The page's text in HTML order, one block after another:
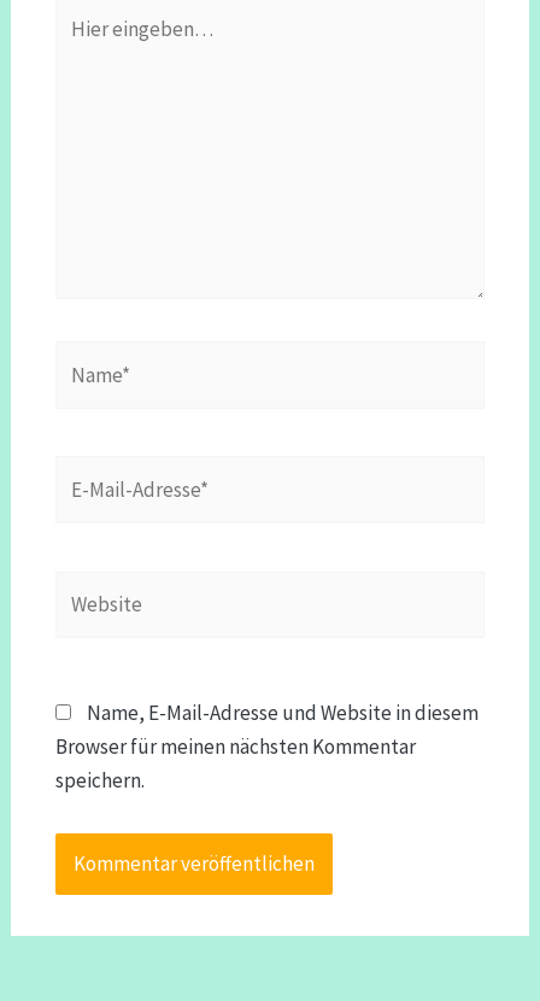
eingeben…
Mail-
Name, E-Mail-Adresse und Website in diesem
Browser für meinen nächsten Kommentar
speichern.